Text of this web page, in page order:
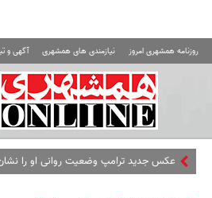
روزنامه همشهری امروز نیازمندی های همشهری آگهی و
عکس جدید ترامپ وضعیت روانی او را